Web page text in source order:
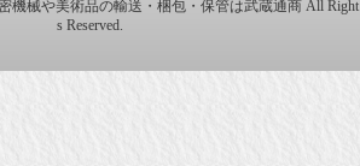
機械や美術品の輸送・梱包・保管は武蔵通商 All Right
s Reserved.